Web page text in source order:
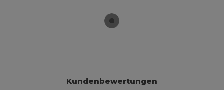
Kundenbewertungen